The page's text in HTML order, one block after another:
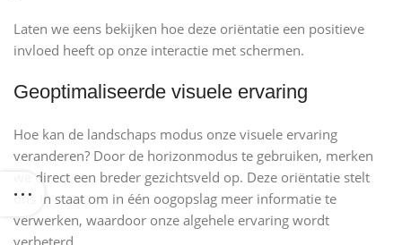
Laten we eens bekijken hoe deze oriëntatie een positieve
invloed heeft op onze interactie met schermen.
Geoptimaliseerde visuele ervaring
Hoe kan de landschaps modus onze visuele ervaring
veranderen? Door de horizonmodus te gebruiken, merken
we direct een breder gezichtsveld op. Deze oriëntatie stelt
ons in staat om in één oogopslag meer informatie te
verwerken, waardoor onze algehele ervaring wordt